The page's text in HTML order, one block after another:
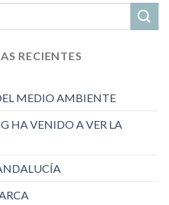
RECIENTES
MEDIO AMBIENTE
HA VENIDO A VER LA